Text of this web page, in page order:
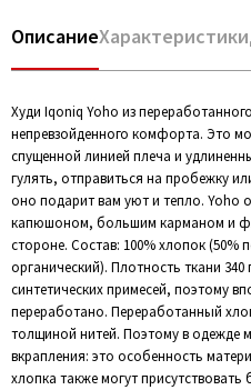
ОписаниеХарактеристики
Худи Iqoniq Yoho из
непревзойденного комфорта. Это
спущенной линией плеча и
гулять, отправиться на пробежку
оно подарит вам уют и тепло. Yoho
капюшоном, большим карманом и
стороне. Состав: 100% хлопок (50%
органический). Плотность ткани
синтетических примесей, поэтому
переработано. Переработанный
толщиной нитей. Поэтому в одежде
вкрапления: это особенность
хлопка также могут